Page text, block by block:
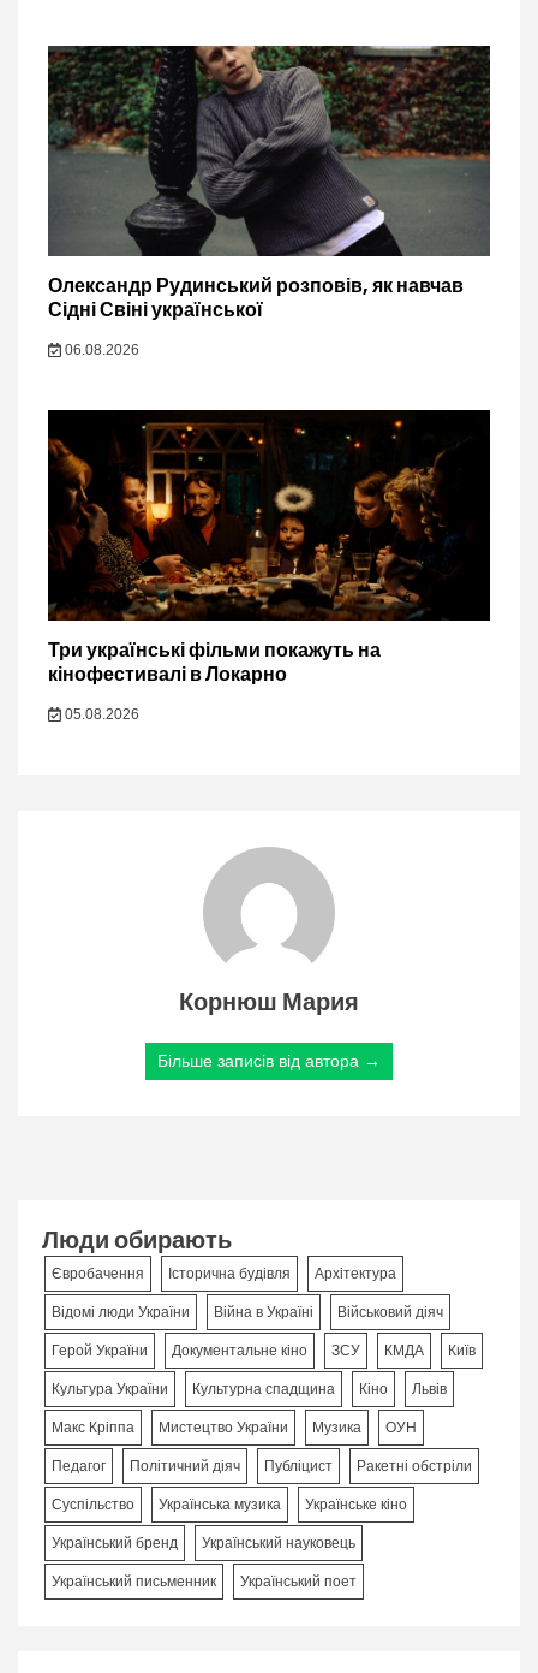
Олександр Рудинський розповів, як навчав
Сідні Свіні української
06.08.2026
Три українські фільми покажуть на
кінофестивалі в Локарно
05.08.2026
Корнюш Мария
Більше записів від автора →
Люди обирають
Євробачення Історична будівля Архітектура
Відомі люди України Війна в Україні Військовий діяч
Герой України Документальне кіно ЗСУ КМДА Київ
Культура України Культурна спадщина Кіно Львів
Макс Кріппа Мистецтво України Музика ОУН
Педагог Політичний діяч Публіцист Ракетні обстріли
Суспільство Українська музика Українське кіно
Український бренд Український науковець
Український письменник Український поет